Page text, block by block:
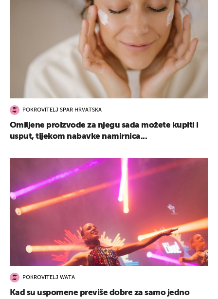
POKROVITELJ SPAR HRVATSKA
Omiljene proizvode za njegu sada možete kupiti i
usput, tijekom nabavke namirnica...
POKROVITELJ WATA
Kad su uspomene previše dobre za samo jedno